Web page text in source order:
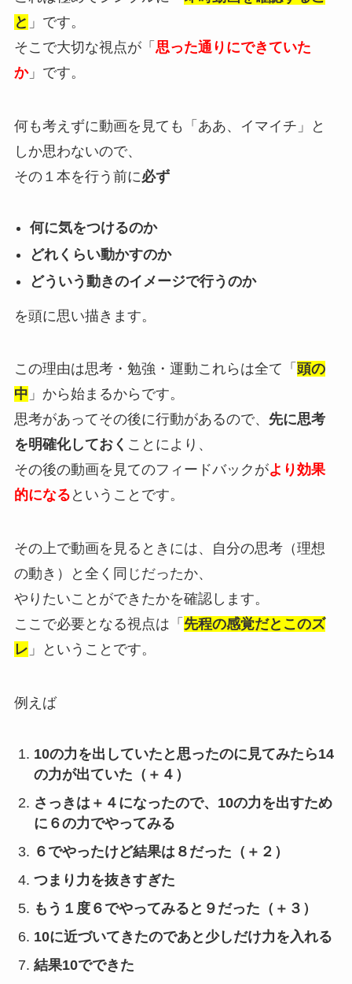
と 」です。
そこで大切な視点が「 思った通りにできていた
か」です。
何も考えずに動画を見ても「ああ、イマイチ」と
しか思わないので、
その１本を行う前に必ず
何に気をつけるのか
どれくらい動かすのか
どういう動きのイメージで行うのか
を頭に思い描きます。
この理由は思考・勉強・運動これらは全て「 頭の
中 」から始まるからです。
思考があってその後に行動があるので、 先に思考
を明確化しておく ことにより、
その後の動画を見てのフィードバックがより効果
的になる ということです。
その上で動画を見るときには、自分の思考（理想
の動き）と全く同じだったか、
やりたいことができたかを確認します。
ここで必要となる視点は「 先程の感覚だとこのズ
レ 」ということです。
例えば
10の力を出していたと思ったのに見てみたら14
の力が出ていた（＋４）
さっきは＋４になったので、10の力を出すため
に６の力でやってみる
６でやったけど結果は８だった（＋２）
つまり力を抜きすぎた
もう１度６でやってみると９だった（＋３）
10に近づいてきたのであと少しだけ力を入れる
結果10でできた